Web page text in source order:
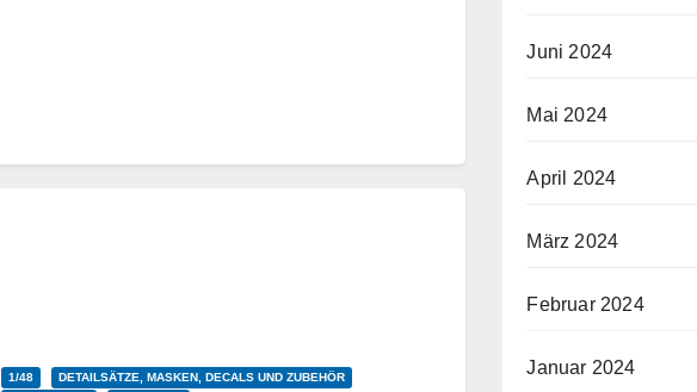
1/48
DETAILSÄTZE, MASKEN, DECALS UND ZUBEHÖR
Juni 2024
Mai 2024
April 2024
März 2024
Februar 2024
Januar 2024